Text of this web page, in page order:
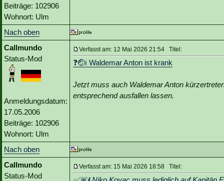
Beiträge: 102906
Wohnort: Ulm
Nach oben
Callmundo
Status-Mod
Anmeldungsdatum:
17.05.2006
Beiträge: 102906
Wohnort: Ulm
Verfasst am: 12 Mai 2026 21:54 Titel:
❓🤕ℹ️ Waldemar Anton ist krank
Jetzt muss auch Waldemar Anton
entsprechend ausfallen lassen.
Nach oben
Callmundo
Status-Mod
Verfasst am: 15 Mai 2026 18:58 Titel: